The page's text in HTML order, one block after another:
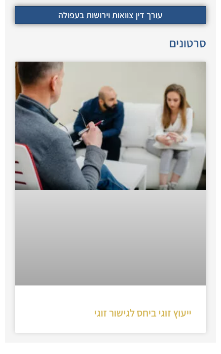
עורך דין צוואות וירושות בעפולה
סרטונים
ייעוץ זוגי ביחס לגישור זוגי